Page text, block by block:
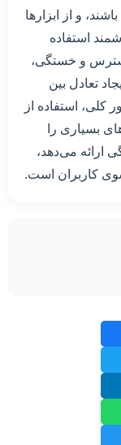
و از ابزارها
استفاده
و خستگی،
تعادل بین
استفاده از
بسیاری را
ارائه می‌دهد،
کاربران است.